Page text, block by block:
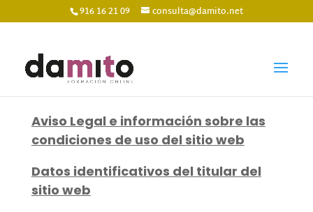
916 16 21 09 consulta@damito.net
Aviso Legal e información sobre las
condiciones de uso del sitio web
Datos identificativos del titular del
sitio web